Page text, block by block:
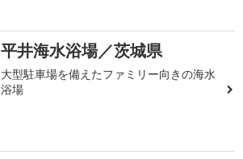
平井海水浴場／茨城県
大型駐車場を備えたファミリー向きの海水
浴場